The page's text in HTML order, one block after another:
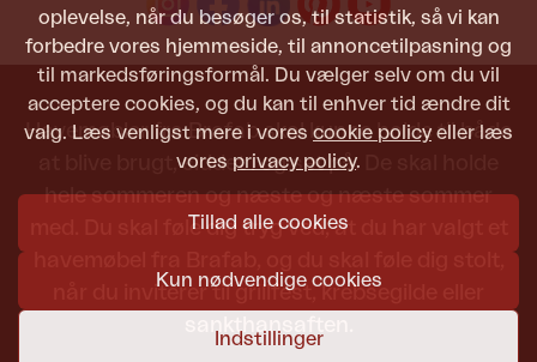
oplevelse, når du besøger os, til statistik, så vi kan
forbedre vores hjemmeside, til annoncetilpasning og
til markedsføringsformål. Du vælger selv om du vil
acceptere cookies, og du kan til enhver tid ændre dit
valg. Læs venligst mere i vores cookie policy eller læs
vores privacy policy.
Tillad alle cookies
Kun nødvendige cookies
Indstillinger
Havemøbler fra Brafab skal kunne holde til både
at blive brugt, siddet i og set på. De skal holde
hele sommeren og næste og næste sommer
med. Du skal føle dig tryg ved, at du har valgt et
når du inviterer til grillfest, krebsegilde eller